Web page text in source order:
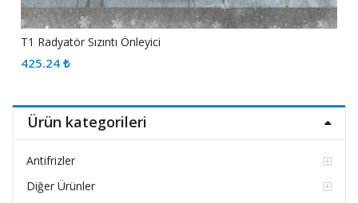
T1 Radyatör Sızıntı Önleyici
425.24 ₺
Ürün kategorileri
Antifrizler
Diğer Ürünler